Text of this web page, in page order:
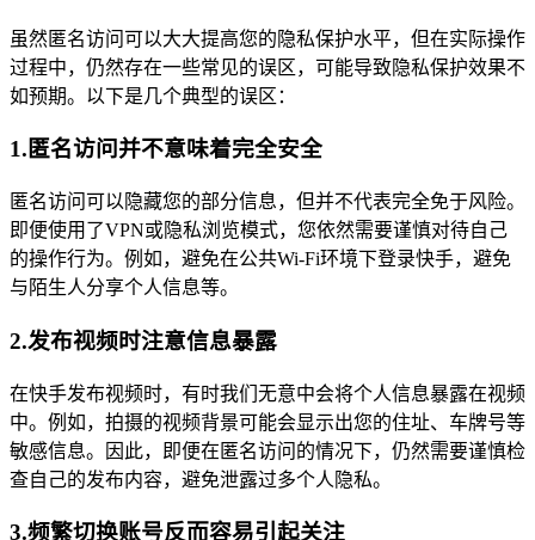
虽然匿名访问可以大大提高您的隐私保护水平，但在实际操作
过程中，仍然存在一些常见的误区，可能导致隐私保护效果不
如预期。以下是几个典型的误区：
1.匿名访问并不意味着完全安全
匿名访问可以隐藏您的部分信息，但并不代表完全免于风险。
即便使用了VPN或隐私浏览模式，您依然需要谨慎对待自己
的操作行为。例如，避免在公共Wi-Fi环境下登录快手，避免
与陌生人分享个人信息等。
2.发布视频时注意信息暴露
在快手发布视频时，有时我们无意中会将个人信息暴露在视频
中。例如，拍摄的视频背景可能会显示出您的住址、车牌号等
敏感信息。因此，即便在匿名访问的情况下，仍然需要谨慎检
查自己的发布内容，避免泄露过多个人隐私。
3.频繁切换账号反而容易引起关注